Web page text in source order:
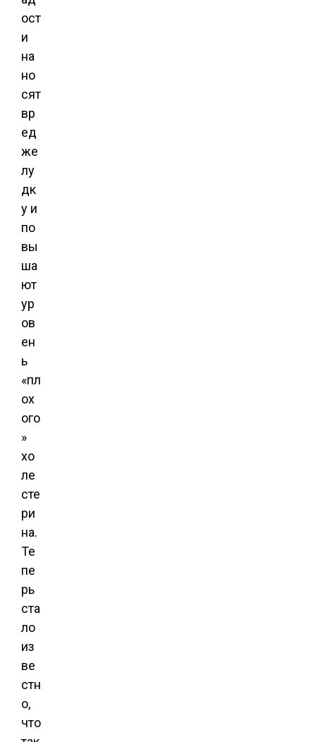
ост
и
на
но
сят
вр
ед
же
лу
дк
у и
по
вы
ша
ют
ур
ов
ен
ь
«пл
ох
ого
»
хо
ле
сте
ри
на.
Те
пе
рь
ста
ло
из
ве
стн
о,
что